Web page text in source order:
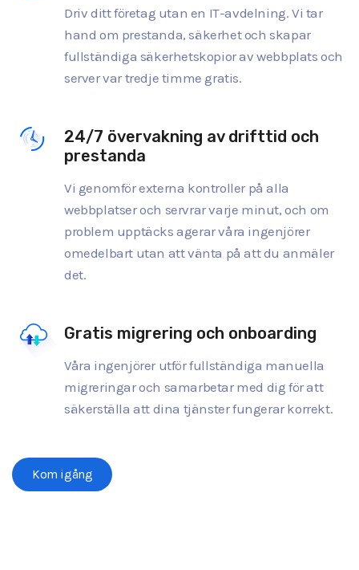
Driv ditt företag utan en IT-avdelning. Vi tar
hand om prestanda, säkerhet och skapar
fullständiga säkerhetskopior av webbplats och
server var tredje timme gratis.
24/7 övervakning av drifttid och
prestanda
Vi genomför externa kontroller på alla
webbplatser och servrar varje minut, och om
problem upptäcks agerar våra ingenjörer
omedelbart utan att vänta på att du anmäler
det.
Gratis migrering och onboarding
Våra ingenjörer utför fullständiga manuella
migreringar och samarbetar med dig för att
säkerställa att dina tjänster fungerar korrekt.
Kom igång